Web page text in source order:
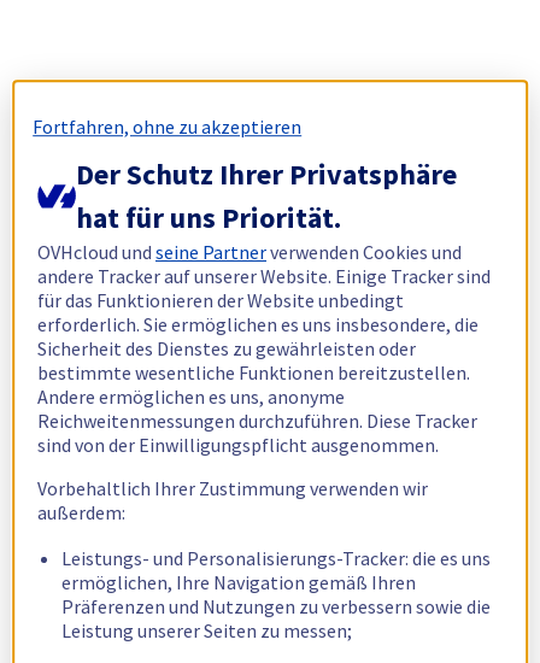
Fortfahren, ohne zu akzeptieren
Der Schutz Ihrer Privatsphäre
hat für uns Priorität.
OVHcloud undseine Partnerverwenden Cookies und
andere Tracker auf unserer Website. Einige Tracker sind
für das Funktionieren der Website unbedingt
erforderlich. Sie ermöglichen es uns insbesondere, die
Sicherheit des Dienstes zu gewährleisten oder
bestimmte wesentliche Funktionen bereitzustellen.
Andere ermöglichen es uns, anonyme
Reichweitenmessungen durchzuführen. Diese Tracker
sind von der Einwilligungspflicht ausgenommen.
Vorbehaltlich Ihrer Zustimmung verwenden wir
außerdem:
Leistungs- und Personalisierungs-Tracker: die es uns
ermöglichen, Ihre Navigation gemäß Ihren
Präferenzen und Nutzungen zu verbessern sowie die
Leistung unserer Seiten zu messen;